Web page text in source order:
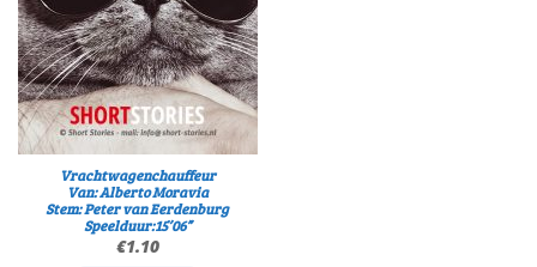
Vrachtwagenchauffeur
Van: Alberto Moravia
Stem: Peter van Eerdenburg
Speelduur:15’06”
€1.10